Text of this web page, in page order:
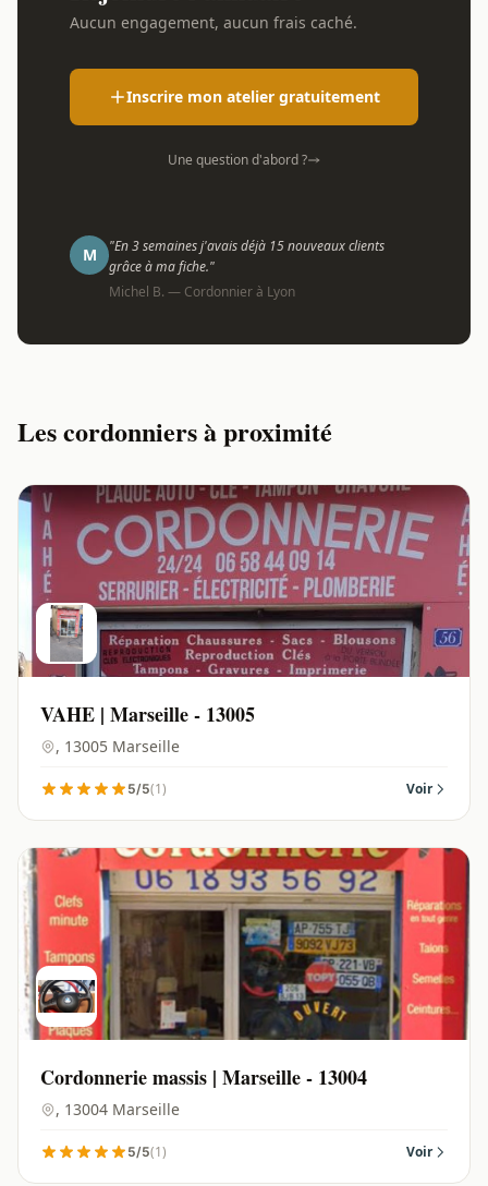
Aucun engagement, aucun frais caché.
Inscrire mon atelier gratuitement
Une question d'abord ?
M
"En 3 semaines j'avais déjà 15 nouveaux clients
grâce à ma fiche."
Michel B. — Cordonnier à Lyon
Les cordonniers à proximité
VAHE | Marseille - 13005
, 13005 Marseille
5/5(1) Voir
Cordonnerie massis | Marseille - 13004
, 13004 Marseille
5/5(1) Voir